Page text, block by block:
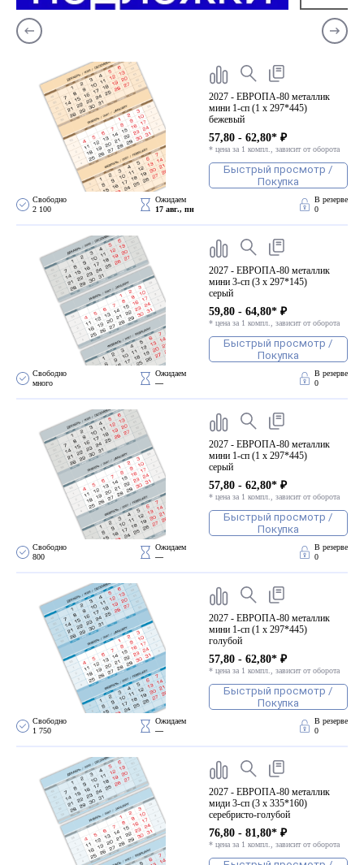
2027 - ЕВРОПА-80 металлик
мини 1-сп (1 х 297*445)
бежевый
57,80 - 62,80* ₽
* цена за 1 компл., зависит от оборота
Быстрый просмотр /
Покупка
Свободно
2 100
Ожидаем
17 авг., пн
В резерве
0
2027 - ЕВРОПА-80 металлик
мини 3-сп (3 х 297*145)
серый
59,80 - 64,80* ₽
* цена за 1 компл., зависит от оборота
Быстрый просмотр /
Покупка
Свободно
много
Ожидаем
—
В резерве
0
2027 - ЕВРОПА-80 металлик
мини 1-сп (1 х 297*445)
серый
57,80 - 62,80* ₽
* цена за 1 компл., зависит от оборота
Быстрый просмотр /
Покупка
Свободно
800
Ожидаем
—
В резерве
0
2027 - ЕВРОПА-80 металлик
мини 1-сп (1 х 297*445)
голубой
57,80 - 62,80* ₽
* цена за 1 компл., зависит от оборота
Быстрый просмотр /
Покупка
Свободно
1 750
Ожидаем
—
В резерве
0
2027 - ЕВРОПА-80 металлик
миди 3-сп (3 х 335*160)
серебристо-голубой
76,80 - 81,80* ₽
* цена за 1 компл., зависит от оборота